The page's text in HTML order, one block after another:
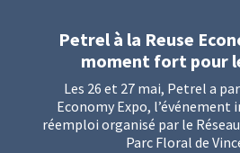
Petrel à la Reuse
moment fort pour
Les 26 et 27 mai, Petrel a
Economy Expo, l’événement
réemploi organisé par le
Parc Floral de